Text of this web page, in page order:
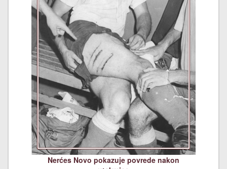
Nerćes Novo pokazuje povrede nakon